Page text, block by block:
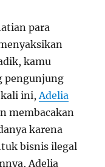
para
kamu
pengunjung
ini, Adelia
membacakan
karena
bisnis ilegal
Adelia